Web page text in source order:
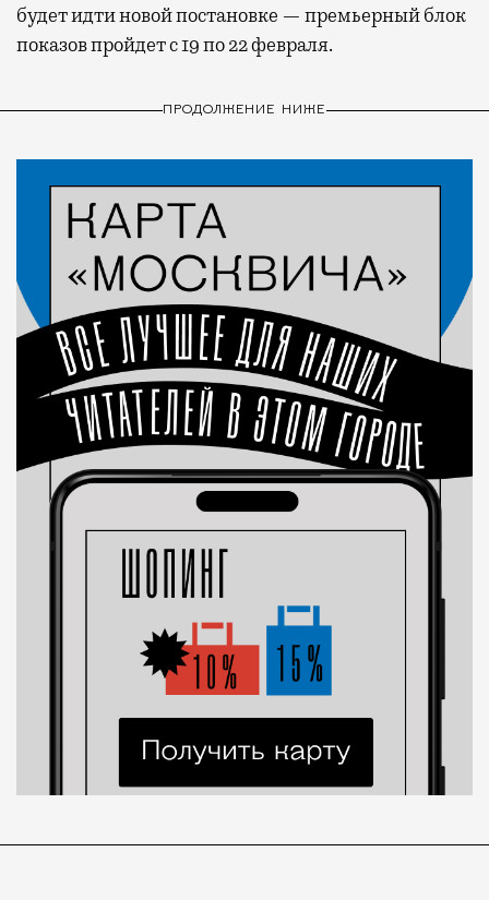
будет идти новой постановке — премьерный блок
показов пройдет с 19 по 22 февраля.
ПРОДОЛЖЕНИЕ НИЖЕ